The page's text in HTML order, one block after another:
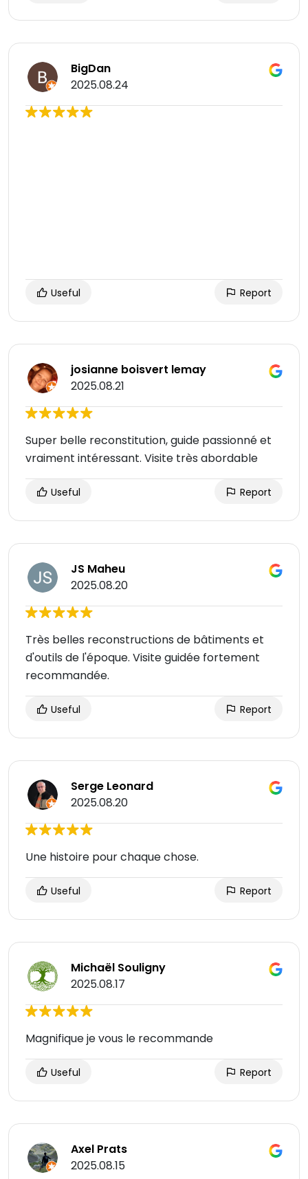
BigDan
2025.08.24
Useful Report
josianne boisvert lemay
2025.08.21
Super belle reconstitution, guide passionné et
vraiment intéressant. Visite très abordable
Useful Report
JS Maheu
2025.08.20
Très belles reconstructions de bâtiments et
d'outils de l'époque. Visite guidée fortement
recommandée.
Useful Report
Serge Leonard
2025.08.20
Une histoire pour chaque chose.
Useful Report
Michaël Souligny
2025.08.17
Magnifique je vous le recommande
Useful Report
Axel Prats
2025.08.15